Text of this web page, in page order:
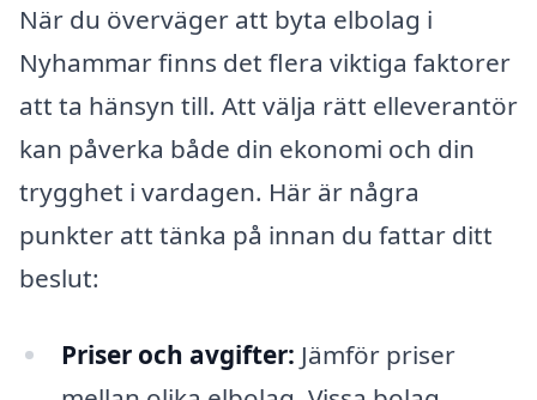
När du överväger att byta elbolag i
Nyhammar finns det flera viktiga faktorer
att ta hänsyn till. Att välja rätt elleverantör
kan påverka både din ekonomi och din
trygghet i vardagen. Här är några
punkter att tänka på innan du fattar ditt
beslut:
Priser och avgifter: Jämför priser